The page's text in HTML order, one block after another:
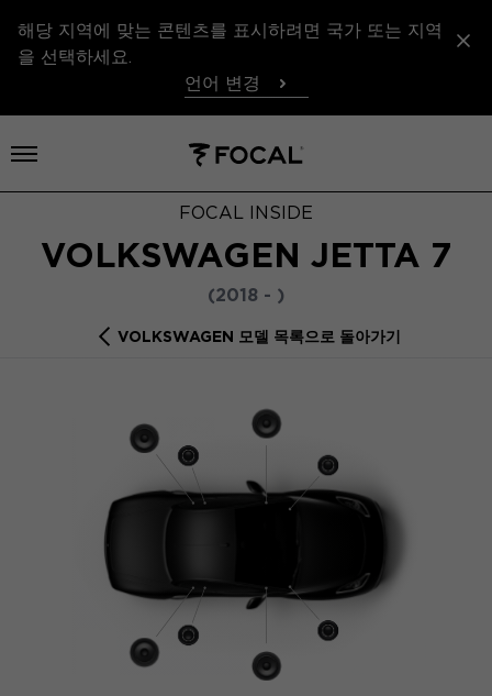
해당 지역에 맞는 콘텐츠를 표시하려면 국가 또는 지역
을 선택하세요.
언어 변경
메뉴 열기
FOCAL INSIDE
VOLKSWAGEN JETTA 7
(2018 - )
VOLKSWAGEN 모델 목록으로 돌아가기